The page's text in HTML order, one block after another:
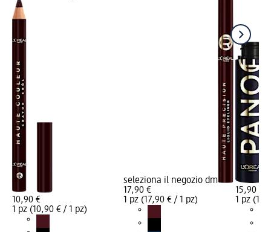
10,90 €
1 pz (10,90 € / 1 pz)
seleziona il negozio dm
17,90 €
1 pz (17,90 € / 1 pz)
15,90 €
1 pz